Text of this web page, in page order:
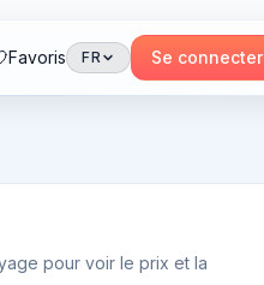
Favoris FR Se connecter
pour voir le prix et la